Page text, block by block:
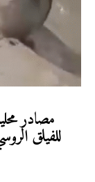
مصادر
للفيلق